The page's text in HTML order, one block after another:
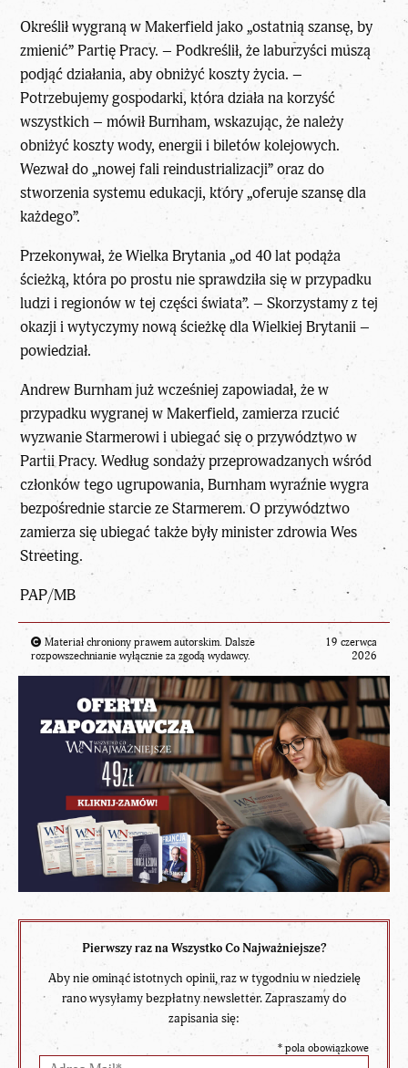
Określił wygraną w Makerfield jako „ostatnią szansę, by
zmienić” Partię Pracy. – Podkreślił, że laburzyści muszą
podjąć działania, aby obniżyć koszty życia. –
Potrzebujemy gospodarki, która działa na korzyść
wszystkich – mówił Burnham, wskazując, że należy
obniżyć koszty wody, energii i biletów kolejowych.
Wezwał do „nowej fali reindustrializacji” oraz do
stworzenia systemu edukacji, który „oferuje szansę dla
każdego”.
Przekonywał, że Wielka Brytania „od 40 lat podąża
ścieżką, która po prostu nie sprawdziła się w przypadku
ludzi i regionów w tej części świata”. – Skorzystamy z tej
okazji i wytyczymy nową ścieżkę dla Wielkiej Brytanii –
powiedział.
Andrew Burnham już wcześniej zapowiadał, że w
przypadku wygranej w Makerfield, zamierza rzucić
wyzwanie Starmerowi i ubiegać się o przywództwo w
Partii Pracy. Według sondaży przeprowadzanych wśród
członków tego ugrupowania, Burnham wyraźnie wygra
bezpośrednie starcie ze Starmerem. O przywództwo
zamierza się ubiegać także były minister zdrowia Wes
Streeting.
PAP/MB
Materiał chroniony prawem autorskim. Dalsze
rozpowszechnianie wyłącznie za zgodą wydawcy.
19 czerwca
2026
Pierwszy raz na Wszystko Co Najważniejsze?
Aby nie ominąć istotnych opinii, raz w tygodniu w niedzielę
rano wysyłamy bezpłatny newsletter. Zapraszamy do
zapisania się:
*pola obowiązkowe